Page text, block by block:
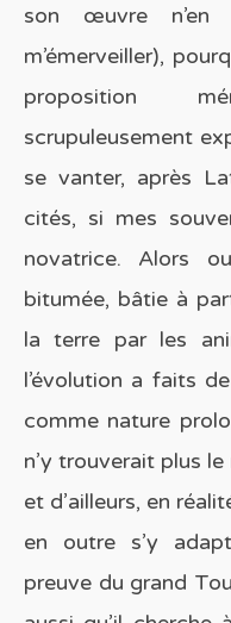
son œuvre n’en
m’émerveiller),
proposition
scrupuleusement
se vanter, après
cités, si mes
novatrice. Alors
bitumée, bâtie à
la terre par les
l’évolution a faits
comme nature
n’y trouverait plus
et d’ailleurs, en
en outre s’y
preuve du grand